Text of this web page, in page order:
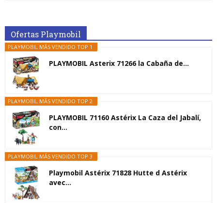
Ofertas Playmobil
PLAYMOBIL MÁS VENDIDO TOP 1
PLAYMOBIL Asterix 71266 la Cabaña de...
PLAYMOBIL MÁS VENDIDO TOP 2
PLAYMOBIL 71160 Astérix La Caza del Jabalí,
con...
PLAYMOBIL MÁS VENDIDO TOP 3
Playmobil Astérix 71828 Hutte d Astérix
avec...